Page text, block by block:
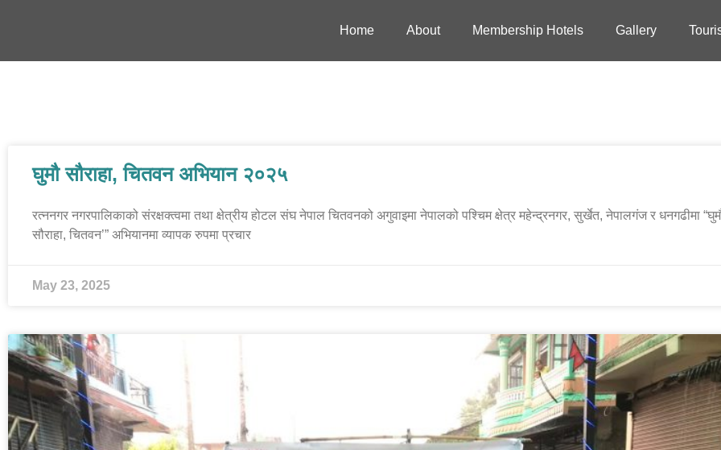
Home About Membership Hotels Gallery
घुमौ सौराहा, चितवन अभियान २०२५
रत्ननगर नगरपालिकाको संरक्षक्त्वमा तथा क्षेत्रीय होटल संघ नेपाल चितवनको अगुवाइमा नेपालको पश्चिम क्षेत्र महेन्द्रनगर, सुर्खेत, नेपालगंज र धनगढीमा
सौराहा, चितवन’” अभियानमा व्यापक रुपमा प्रचार
May 23, 2025